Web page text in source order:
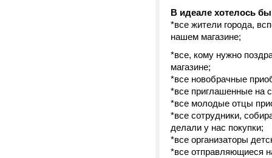
В идеале хотелось
*все жители города,
нашем магазине;
*все, кому нужно
магазине;
*все новобрачные
*все приглашенные на
*все молодые отцы
*все сотрудники,
делали у нас покупки;
*все организаторы
*все отправляющиеся